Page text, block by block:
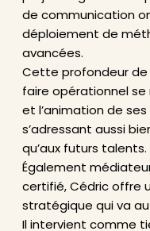
de communication
déploiement de
avancées.
Cette profondeur
faire opérationnel
et l’animation de
s’adressant aussi
qu’aux futurs talents.
Également
certifié, Cédric offre
stratégique qui va
Il intervient comme